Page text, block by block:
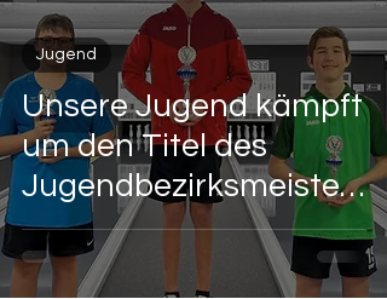
Unsere Jugend kämpft
um den Titel des
Jugendbezirksmeister
s 2024
Jugend